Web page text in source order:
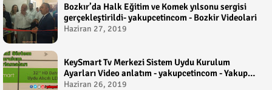
Bozkır’da Halk Eğitim ve Komek yılsonu sergisi
gerçekleştirildi- yakupcetincom - Bozkir Videolari
Haziran 27, 2019
KeySmart Tv Merkezi Sistem Uydu Kurulum
Ayarları Video anlatım - yakupcetincom - Yakup
Çetin
Haziran 26, 2019